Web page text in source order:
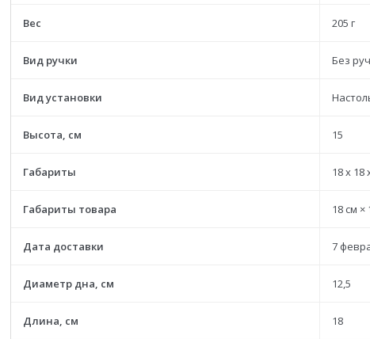
Вес 205 г
Вид ручки Без
Вид установки
Высота, см 15
Габариты 18 x 18
Габариты товара 18 см ×
Дата доставки 7
Диаметр дна, см 12,5
Длина, см 18